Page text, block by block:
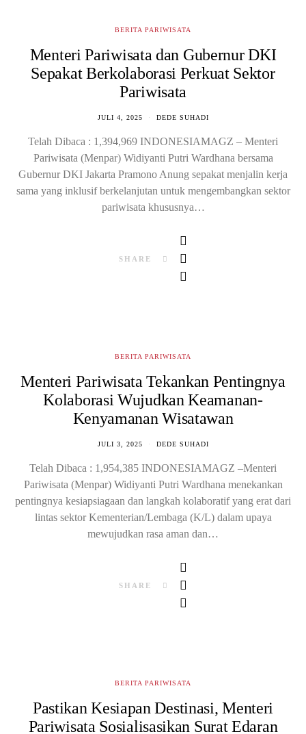
BERITA PARIWISATA
Menteri Pariwisata dan Gubernur DKI
Sepakat Berkolaborasi Perkuat Sektor
Pariwisata
JULI 4, 2025 DEDE SUHADI
Telah Dibaca : 1,394,969 INDONESIAMAGZ – Menteri
Pariwisata (Menpar) Widiyanti Putri Wardhana bersama
Gubernur DKI Jakarta Pramono Anung sepakat menjalin kerja
sama yang inklusif berkelanjutan untuk mengembangkan sektor
pariwisata khususnya…
SHARE
BERITA PARIWISATA
Menteri Pariwisata Tekankan Pentingnya
Kolaborasi Wujudkan Keamanan-
Kenyamanan Wisatawan
JULI 3, 2025 DEDE SUHADI
Telah Dibaca : 1,954,385 INDONESIAMAGZ –Menteri
Pariwisata (Menpar) Widiyanti Putri Wardhana menekankan
pentingnya kesiapsiagaan dan langkah kolaboratif yang erat dari
lintas sektor Kementerian/Lembaga (K/L) dalam upaya
mewujudkan rasa aman dan…
SHARE
BERITA PARIWISATA
Pastikan Kesiapan Destinasi, Menteri
Pariwisata Sosialisasikan Surat Edaran